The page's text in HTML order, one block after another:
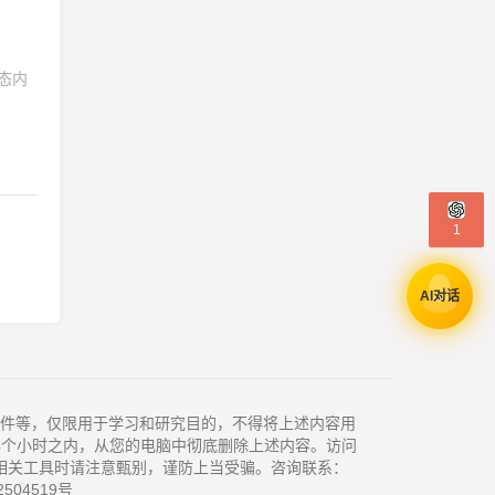
内
等，仅限用于学习和研究目的，不得将上述内容用
小时之内，从您的电脑中彻底删除上述内容。访问
工具时请注意甄别，谨防上当受骗。咨询联系：
号
1
AI对话